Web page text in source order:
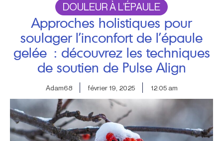
DOULEUR À L’ÉPAULE
Approches holistiques pour
soulager l’inconfort de l’épaule
gelée : découvrez les techniques
de soutien de Pulse Align
Adam68 février 19, 2025 12:05 am